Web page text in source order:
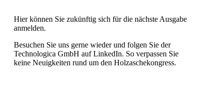
Hier können Sie zukünftig sich für die nächste Ausgabe
anmelden.
Besuchen Sie uns gerne wieder und folgen Sie der
Technologica GmbH auf LinkedIn. So verpassen Sie
keine Neuigkeiten rund um den Holzaschekongress.